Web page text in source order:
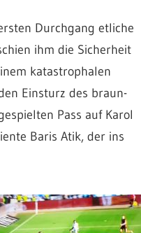
Durchgang etliche
ihm die Sicherheit
katastrophalen
Einsturz des braun-
Pass auf Karol
Baris Atik, der ins